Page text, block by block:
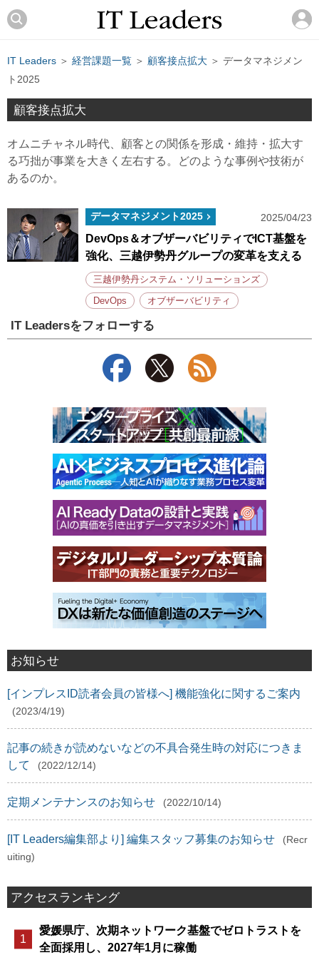
IT Leaders ＞ 経営課題一覧 ＞ 顧客接点拡大 ＞ データマネジメン
ト2025
顧客接点拡大
オムニチャネル時代、顧客との関係を形成・維持・拡大す
る巧拙が事業を大きく左右する。どのような事例や技術が
あるのか。
データマネジメント2025 2025/04/23
DevOps＆オブザーバビリティでICT基盤を
強化、三越伊勢丹グループの変革を支える
三越伊勢丹システム・ソリューションズ
DevOps オブザーバビリティ
IT Leadersをフォローする
お知らせ
[インプレスID読者会員の皆様へ] 機能強化に関するご案内
(2023/4/19)
記事の続きが読めないなどの不具合発生時の対応につきま
して
(2022/12/14)
定期メンテナンスのお知らせ (2022/10/14)
[IT Leaders編集部より] 編集スタッフ募集のお知らせ
(Recr
uiting)
アクセスランキング
愛媛県庁、次期ネットワーク基盤でゼロトラストを
全面採用し、2027年1月に稼働